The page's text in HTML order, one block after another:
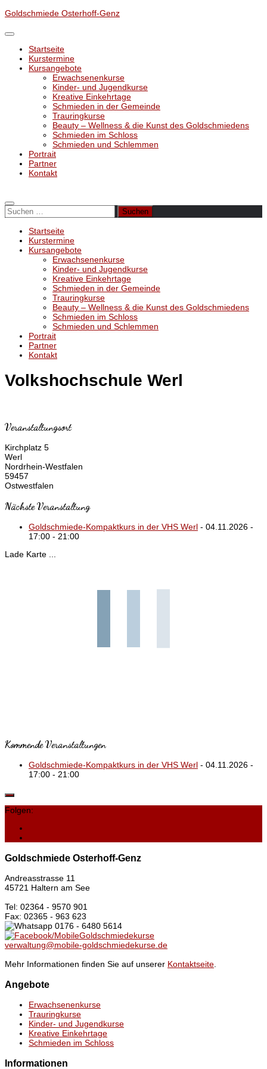
Unter
Inhalt
Goldschmiede Osterhoff-Genz
Startseite
Kurstermine
Kursangebote
Erwachsenenkurse
Kinder- und Jugendkurse
Kreative Einkehrtage
Schmieden in der Gemeinde
Trauringkurse
Beauty – Wellness & die Kunst des Goldschmiedens
Schmieden im Schloss
Schmieden und Schlemmen
Portrait
Partner
Kontakt
Suchen
nach:
Startseite
Kurstermine
Kursangebote
Erwachsenenkurse
Kinder- und Jugendkurse
Kreative Einkehrtage
Schmieden in der Gemeinde
Trauringkurse
Beauty – Wellness & die Kunst des Goldschmiedens
Schmieden im Schloss
Schmieden und Schlemmen
Portrait
Partner
Kontakt
Volkshochschule Werl
Veranstaltungsort
Kirchplatz 5
Werl
Nordrhein-Westfalen
59457
Ostwestfalen
Nächste Veranstaltung
Goldschmiede-Kompaktkurs in der VHS Werl - 04.11.2026 -
17:00 - 21:00
Lade Karte ...
Kommende Veranstaltungen
Goldschmiede-Kompaktkurs in der VHS Werl - 04.11.2026 -
17:00 - 21:00
Folgen:
Goldschmiede Osterhoff-Genz
Andreasstrasse 11
45721 Haltern am See
Tel: 02364 - 9570 901
Fax: 02365 - 963 623
0176 - 6480 5614
/MobileGoldschmiedekurse
verwaltung@mobile-goldschmiedekurse.de
Mehr Informationen finden Sie auf unserer Kontaktseite
Angebote
Erwachsenenkurse
Trauringkurse
Kinder- und Jugendkurse
Kreative Einkehrtage
Schmieden im Schloss
Informationen